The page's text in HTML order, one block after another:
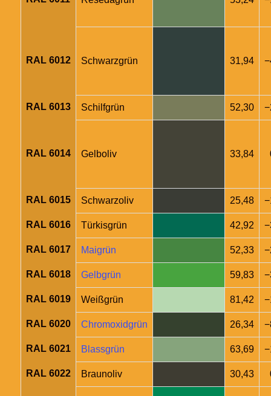
RAL 6012 Schwarzgrün 31,94
RAL 6013 Schilfgrün 52,30
RAL 6014 Gelboliv 33,84
RAL 6015 Schwarzoliv 25,48
RAL 6016 Türkisgrün 42,92
RAL 6017 Maigrün 52,33
RAL 6018 Gelbgrün 59,83
RAL 6019 Weißgrün 81,42
RAL 6020 Chromoxidgrün 26,34
RAL 6021 Blassgrün 63,69
RAL 6022 Braunoliv 30,43